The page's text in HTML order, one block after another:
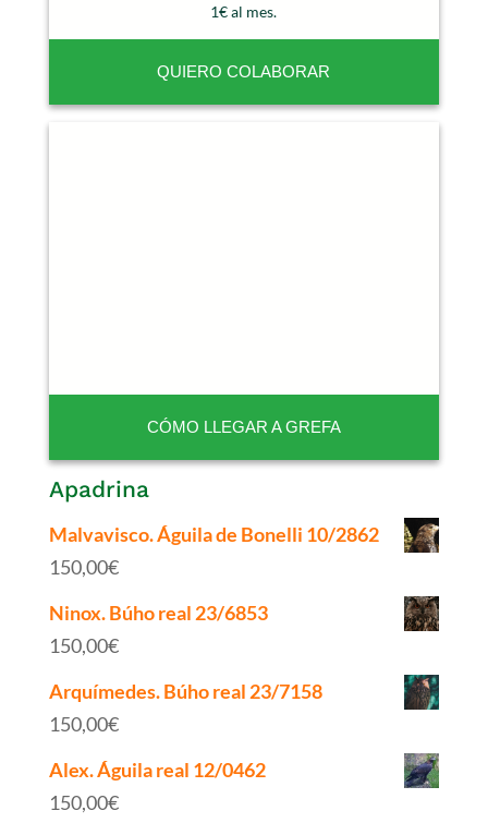
1€ al mes.
QUIERO COLABORAR
CÓMO LLEGAR A GREFA
Apadrina
Malvavisco. Águila de Bonelli 10/2862
150,00€
Ninox. Búho real 23/6853
150,00€
Arquímedes. Búho real 23/7158
150,00€
Alex. Águila real 12/0462
150,00€